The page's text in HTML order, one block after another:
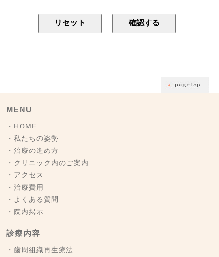
リセット
MENU
・HOME
・私たちの姿勢
・治療の進め方
・クリニック内のご案内
・アクセス
・治療費用
・よくある質問
・院内掲示
診療内容
・歯周組織再生療法